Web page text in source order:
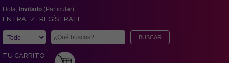
Hola, Invitado (Particular)
ENTRA / REGÍSTRATE
TU CARRITO